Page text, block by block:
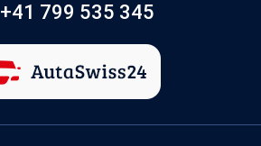
+41 799 535 345